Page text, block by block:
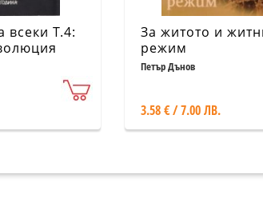
всеки Т.4:
За житото и
режим
Петър Дънов
3.58 € / 7.00 ЛВ.